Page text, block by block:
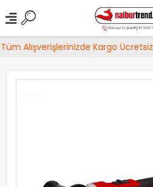
Alışverişlerinizde Kargo Ücretsiz!